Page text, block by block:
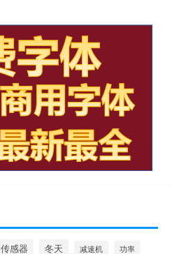
传感器 冬天 减速机 功率